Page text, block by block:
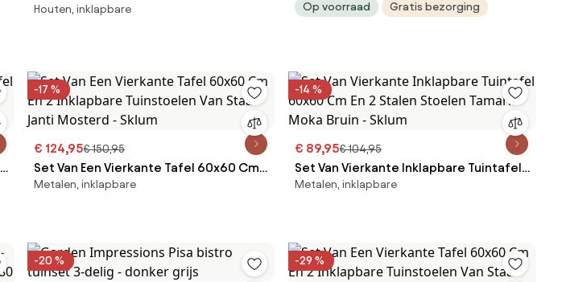
Opvouwbare Tuinstoelen Van
Houten, inklapbare
Op voorraad
Gratis bezorging
-17 %
€ 124,95€ 150,95
Set Van Een Vierkante Tafel 60x60 Cm
En 2 Inklapbare Tuinstoelen Van Staal
Metalen, inklapbare
-14 %
€ 89,95€ 104,95
Set Van Vierkante Inklapbare Tuintafel
60x60 Cm En 2 Stalen Stoelen Tamarit
Metalen, inklapbare
-20 % -29 %